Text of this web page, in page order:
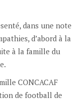
dans une note
d’abord à la
à la famille du
CONCACAF
de football de